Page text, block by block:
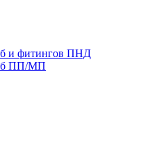
и фитингов ПНД
ПП/МП